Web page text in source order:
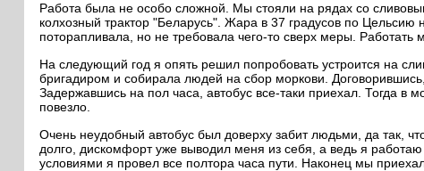
Работа была не особо сложной. Мы стояли на рядах со
колхозный трактор "Беларусь". Жара в 37 градусов по
поторапливала, но не требовала чего-то сверх меры. Работать
На следующий год я опять решил попробовать устроится на
бригадиром и собирала людей на сбор моркови.
Задержавшись на пол часа, автобус все-таки приехал. Тогда в
повезло.
Очень неудобный автобус был доверху забит людьми, да так,
долго, дискомфорт уже выводил меня из себя, а ведь я
условиями я провел все полтора часа пути. Наконец мы